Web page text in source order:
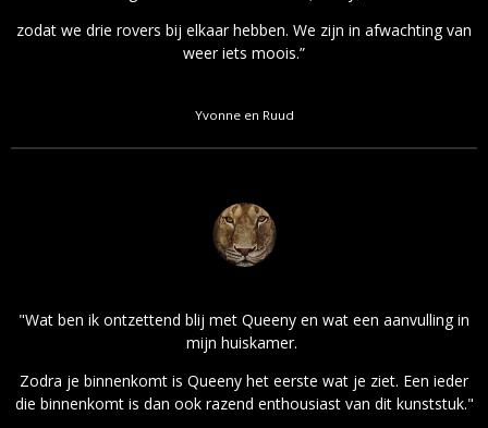
zodat we drie rovers bij elkaar hebben. We zijn in afwachting van
weer iets moois.”
Yvonne en Ruud
"Wat ben ik ontzettend blij met Queeny en wat een aanvulling in
mijn huiskamer.
Zodra je binnenkomt is Queeny het eerste wat je ziet. Een ieder
die binnenkomt is dan ook razend enthousiast van dit kunststuk."